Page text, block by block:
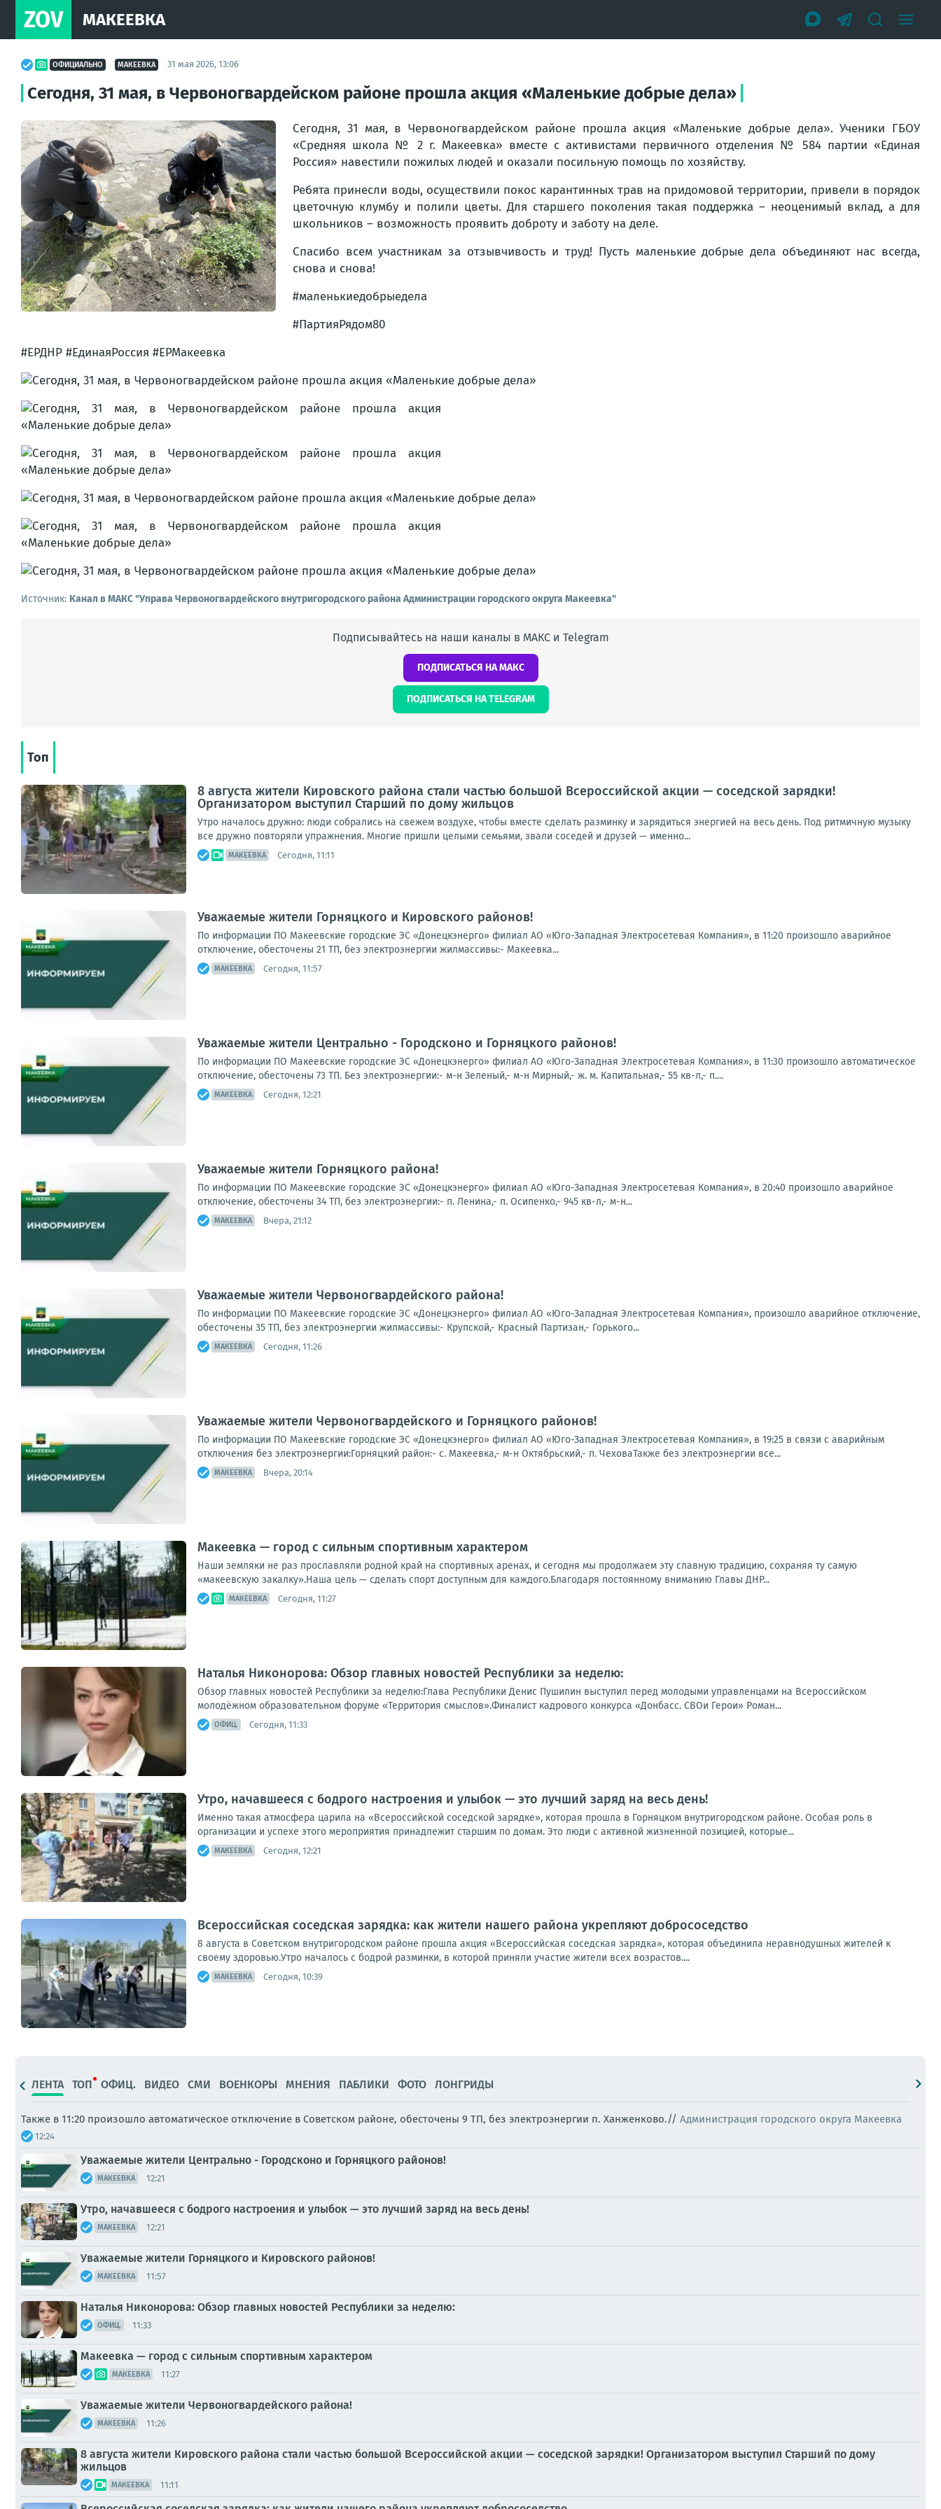
ZOV МАКЕЕВКА
ОФИЦИАЛЬНО МАКЕЕВКА 31 мая 2026, 13:06
Сегодня, 31 мая, в Червоногвардейском районе прошла акция «Маленькие добрые дела»
Сегодня, 31 мая, в Червоногвардейском районе прошла акция «Маленькие добрые дела». Ученики ГБОУ
«Средняя школа № 2 г. Макеевка» вместе с активистами первичного отделения № 584 партии «Единая
Россия» навестили пожилых людей и оказали посильную помощь по хозяйству.
Ребята принесли воды, осуществили покос карантинных трав на придомовой территории, привели в порядок
цветочную клумбу и полили цветы. Для старшего поколения такая поддержка – неоценимый вклад, а для
школьников – возможность проявить доброту и заботу на деле.
Спасибо всем участникам за отзывчивость и труд! Пусть маленькие добрые дела объединяют нас всегда,
снова и снова!
#маленькиедобрыедела
#ПартияРядом80
#ЕРДНР #ЕдинаяРоссия #ЕРМакеевка
Источник: Канал в МАКС "Управа Червоногвардейского внутригородского района Администрации городского округа Макеевка"
Подписывайтесь на наши каналы в МАКС и Telegram
ПОДПИСАТЬСЯ НА МАКС
ПОДПИСАТЬСЯ НА TELEGRAM
Топ
8 августа жители Кировского района стали частью большой Всероссийской акции — соседской зарядки!
Организатором выступил Старший по дому жильцов
Утро началось дружно: люди собрались на свежем воздухе, чтобы вместе сделать разминку и зарядиться энергией на весь день. Под ритмичную музыку
все дружно повторяли упражнения. Многие пришли целыми семьями, звали соседей и друзей — именно...
МАКЕЕВКА Сегодня, 11:11
Уважаемые жители Горняцкого и Кировского районов!
По информации ПО Макеевские городские ЭС «Донецкэнерго» филиал АО «Юго-Западная Электросетевая Компания», в 11:20 произошло аварийное
отключение, обесточены 21 ТП, без электроэнергии жилмассивы:- Макеевка...
МАКЕЕВКА Сегодня, 11:57
Уважаемые жители Центрально - Городсконо и Горняцкого районов!
По информации ПО Макеевские городские ЭС «Донецкэнерго» филиал АО «Юго-Западная Электросетевая Компания», в 11:30 произошло автоматическое
отключение, обесточены 73 ТП. Без электроэнергии:- м-н Зеленый,- м-н Мирный,- ж. м. Капитальная,- 55 кв-л,- п....
МАКЕЕВКА Сегодня, 12:21
Уважаемые жители Горняцкого района!
По информации ПО Макеевские городские ЭС «Донецкэнерго» филиал АО «Юго-Западная Электросетевая Компания», в 20:40 произошло аварийное
отключение, обесточены 34 ТП, без электроэнергии:- п. Ленина,- п. Осипенко,- 945 кв-л,- м-н...
МАКЕЕВКА Вчера, 21:12
Уважаемые жители Червоногвардейского района!
По информации ПО Макеевские городские ЭС «Донецкэнерго» филиал АО «Юго-Западная Электросетевая Компания», произошло аварийное отключение,
обесточены 35 ТП, без электроэнергии жилмассивы:- Крупской,- Красный Партизан,- Горького...
МАКЕЕВКА Сегодня, 11:26
Уважаемые жители Червоногвардейского и Горняцкого районов!
По информации ПО Макеевские городские ЭС «Донецкэнерго» филиал АО «Юго-Западная Электросетевая Компания», в 19:25 в связи с аварийным
отключения без электроэнергии:Горняцкий район:- с. Макеевка,- м-н Октябрьский,- п. ЧеховаТакже без электроэнергии все...
МАКЕЕВКА Вчера, 20:14
Макеевка — город с сильным спортивным характером
Наши земляки не раз прославляли родной край на спортивных аренах, и сегодня мы продолжаем эту славную традицию, сохраняя ту самую
«макеевскую закалку».Наша цель — сделать спорт доступным для каждого.Благодаря постоянному вниманию Главы ДНР...
МАКЕЕВКА Сегодня, 11:27
Наталья Никонорова: Обзор главных новостей Республики за неделю:
Обзор главных новостей Республики за неделю:Глава Республики Денис Пушилин выступил перед молодыми управленцами на Всероссийском
молодёжном образовательном форуме «Территория смыслов».Финалист кадрового конкурса «Донбасс. СВОи Герои» Роман...
ОФИЦ. Сегодня, 11:33
Утро, начавшееся с бодрого настроения и улыбок — это лучший заряд на весь день!
Именно такая атмосфера царила на «Всероссийской соседской зарядке», которая прошла в Горняцком внутригородском районе. Особая роль в
организации и успехе этого мероприятия принадлежит старшим по домам. Это люди с активной жизненной позицией, которые...
МАКЕЕВКА Сегодня, 12:21
Всероссийская соседская зарядка: как жители нашего района укрепляют добрососедство
8 августа в Советском внутригородском районе прошла акция «Всероссийская соседская зарядка», которая объединила неравнодушных жителей к
своему здоровью.Утро началось с бодрой разминки, в которой приняли участие жители всех возрастов....
МАКЕЕВКА Сегодня, 10:39
ЛЕНТА ТОП ОФИЦ. ВИДЕО СМИ ВОЕНКОРЫ МНЕНИЯ ПАБЛИКИ ФОТО ЛОНГРИДЫ
Также в 11:20 произошло автоматическое отключение в Советском районе, обесточены 9 ТП, без электроэнергии п. Ханженково.// Администрация городского округа Макеевка
12:24
Уважаемые жители Центрально - Городсконо и Горняцкого районов!
МАКЕЕВКА 12:21
Утро, начавшееся с бодрого настроения и улыбок — это лучший заряд на весь день!
МАКЕЕВКА 12:21
Уважаемые жители Горняцкого и Кировского районов!
МАКЕЕВКА 11:57
Наталья Никонорова: Обзор главных новостей Республики за неделю:
ОФИЦ. 11:33
Макеевка — город с сильным спортивным характером
МАКЕЕВКА 11:27
Уважаемые жители Червоногвардейского района!
МАКЕЕВКА 11:26
8 августа жители Кировского района стали частью большой Всероссийской акции — соседской зарядки! Организатором выступил Старший по дому
жильцов
МАКЕЕВКА 11:11